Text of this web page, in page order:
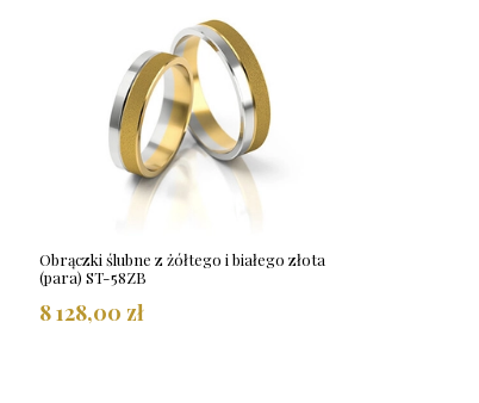
Obrączki ślubne z żółtego i białego złota
(para) ST-58ZB
8 128,00 zł